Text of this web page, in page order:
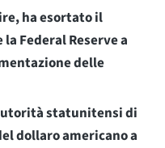
ha esortato il
Federal Reserve a
delle
statunitensi di
dollaro americano a